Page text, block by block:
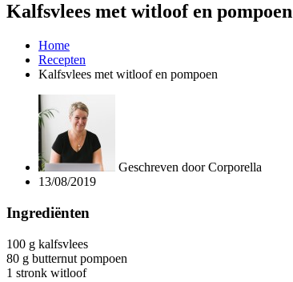
Kalfsvlees met witloof en pompoen
Home
Recepten
Kalfsvlees met witloof en pompoen
Geschreven doorCorporella
13/08/2019
Ingrediënten
100 g kalfsvlees
80 g butternut pompoen
1 stronk witloof